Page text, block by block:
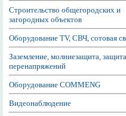
Строительство общегородских и
загородных объектов
Оборудование TV, СВЧ, сотовая
Заземление, молниезащита,
перенапряжений
Оборудование COMMENG
Видеонаблюдение